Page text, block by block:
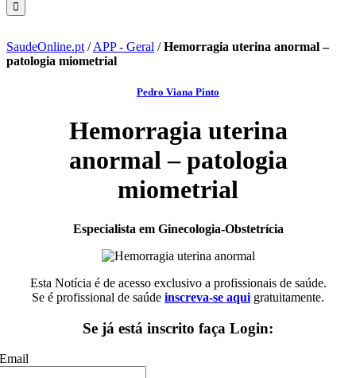
SaudeOnline.pt /APP - Geral /Hemorragia uterina anormal –
patologia miometrial
Pedro Viana Pinto
Hemorragia uterina
anormal – patologia
miometrial
Especialista em Ginecologia-Obstetrícia
Esta Notícia é de acesso exclusivo a profissionais de saúde.
Se é profissional de saúde inscreva-se aqui gratuitamente.
Se já está inscrito faça Login:
Email